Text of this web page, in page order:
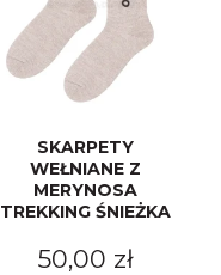
SKARPETY
WEŁNIANE Z
MERYNOSA
TREKKING ŚNIEŻKA
50,00 zł